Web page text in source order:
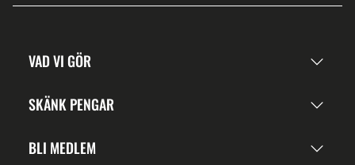
VAD VI GÖR
SKÄNK PENGAR
BLI MEDLEM